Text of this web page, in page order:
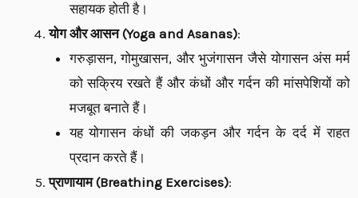
सहायक होती है।
योग और आसन (Yoga and Asanas):
गरुड़ासन, गोमुखासन, और भुजंगासन जैसे योगासन अंस मर्म
को सक्रिय रखते हैं और कंधों और गर्दन की मांसपेशियों को
मजबूत बनाते हैं।
यह योगासन कंधों की जकड़न और गर्दन के दर्द में राहत
प्रदान करते हैं।
प्राणायाम (Breathing Exercises):